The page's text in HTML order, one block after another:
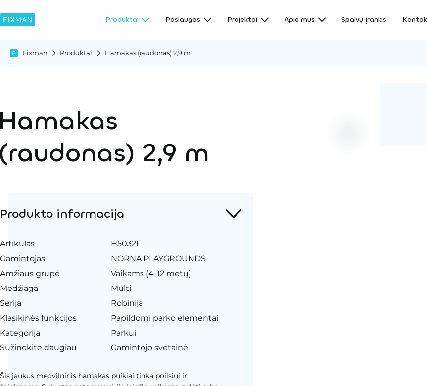
Produktai Paslaugos Projektai Apie mus Spalvų įrankis
Fixman Produktai Hamakas (raudonas) 2,9 m
2,9 m
Produkto informacija
Artikulas
H5032I
Gamintojas
NORNA PLAYGROUNDS
Amžiaus grupė
Vaikams (4-12 metų)
Medžiaga
Multi
Serija
Robinija
Klasikinės funkcijos
Papildomi parko elementai
Kategorija
Parkui
Sužinokite daugiau
Gamintojo svetainė
Šis jaukus medvilninis hamakas puikiai tinka poilsiui ir